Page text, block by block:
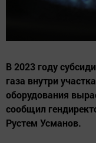
В 2023 году
газа внутри
оборудования
сообщил
Рустем Усманов.